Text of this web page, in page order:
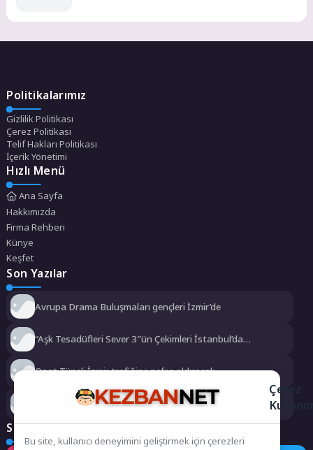
Politikalarımız
Gizlilik Politikası
Çerez Politikası
Telif Hakları Politikası
İçerik Yönetimi
Hızlı Menü
Ana Sayfa
Hakkımızda
Firma Rehberi
Künye
Keşfet
Son Yazılar
Avrupa Drama Buluşmaları gençleri İzmir’de
“Aşk Tesadüfleri Sever 3″ün Çekimleri İstanbul’da
Onat Tüneli İzmir trafiğine nefes aldıracak
İzmir İtfaiyesi’ne 13,5 milyon Euro’luk teknoloji yatırımı
Sosyal Medya
Çerez
Bu site, kullanıcı deneyimini geliştirmek için çerezleri